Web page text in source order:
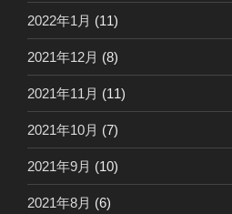
2022年1月 (11)
2021年12月 (8)
2021年11月 (11)
2021年10月 (7)
2021年9月 (10)
2021年8月 (6)